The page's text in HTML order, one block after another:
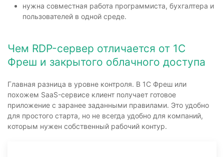
нужна совместная работа программиста, бухгалтера и
пользователей в одной среде.
Чем RDP-сервер отличается от 1С
Фреш и закрытого облачного доступа
Главная разница в уровне контроля. В 1С Фреш или
похожем SaaS-сервисе клиент получает готовое
приложение с заранее заданными правилами. Это удобно
для простого старта, но не всегда удобно для компаний,
которым нужен собственный рабочий контур.